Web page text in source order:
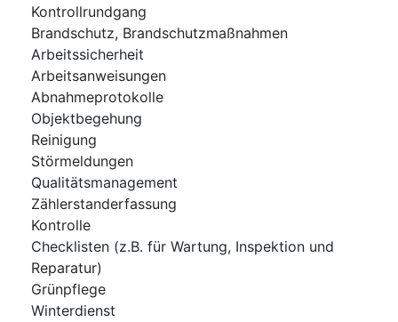
Kontrollrundgang
Brandschutz, Brandschutzmaßnahmen
Arbeitssicherheit
Arbeitsanweisungen
Abnahmeprotokolle
Objektbegehung
Reinigung
Störmeldungen
Qualitätsmanagement
Zählerstanderfassung
Kontrolle
Checklisten (z.B. für Wartung, Inspektion und
Reparatur)
Grünpflege
Winterdienst